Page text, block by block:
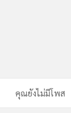
คุณยังไม่มีโพส